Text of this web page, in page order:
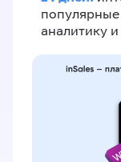
аналитику